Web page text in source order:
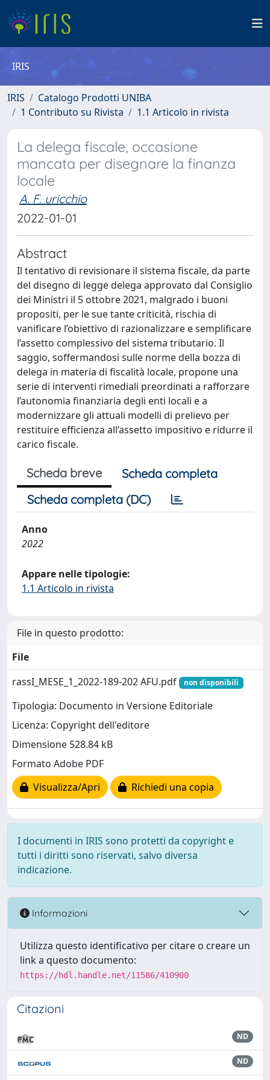
IRIS
IRIS
Catalogo Prodotti UNIBA
1 Contributo su Rivista
1.1 Articolo in rivista
La delega fiscale, occasione
mancata per disegnare la finanza
locale
A. F. uricchio
2022-01-01
Abstract
Il tentativo di revisionare il sistema fiscale, da parte
del disegno di legge delega approvato dal Consiglio
dei Ministri il 5 ottobre 2021, malgrado i buoni
propositi, per le sue tante criticità, rischia di
vanificare l’obiettivo di razionalizzare e semplificare
l’assetto complessivo del sistema tributario. Il
saggio, soffermandosi sulle norme della bozza di
delega in materia di fiscalità locale, propone una
serie di interventi rimediali preordinati a rafforzare
l’autonomia finanziaria degli enti locali e a
modernizzare gli attuali modelli di prelievo per
restituire efficienza all’assetto impositivo e ridurre il
carico fiscale.
Scheda breve
Scheda completa
Scheda completa (DC)
Anno
2022
Appare nelle tipologie:
1.1 Articolo in rivista
File in questo prodotto:
File
rassI_MESE_1_2022-189-202 AFU.pdf
non disponibili
Tipologia: Documento in Versione Editoriale
Licenza: Copyright dell'editore
Dimensione 528.84 kB
Formato Adobe PDF
Visualizza/Apri
Richiedi una copia
I documenti in IRIS sono protetti da copyright e
tutti i diritti sono riservati, salvo diversa
indicazione.
Informazioni
Utilizza questo identificativo per citare o creare un
link a questo documento:
https://hdl.handle.net/11586/410900
Citazioni
ND
ND